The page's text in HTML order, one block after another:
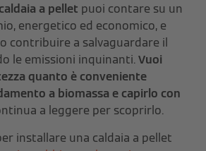
a pellet puoi contare su un
energetico ed economico, e
contribuire a salvaguardare il
le emissioni inquinanti.Vuoi
quanto è conveniente
a biomassa e capirlo con
a leggere per scoprirlo.
installare una caldaia a pellet